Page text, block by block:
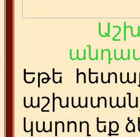
Եթե հ
կարող եք